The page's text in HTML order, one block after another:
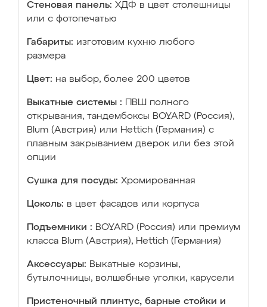
Стеновая панель: ХДФ в цвет столешницы
или с фотопечатью
Габариты: изготовим кухню любого
размера
Цвет: на выбор, более 200 цветов
Выкатные системы :
ПВШ полного
открывания, тандембоксы BOYARD (Россия),
Blum (Австрия) или Hettich (Германия) с
плавным закрыванием дверок или без этой
опции
Сушка для посуды: Хромированная
Цоколь: в цвет фасадов или корпуса
Подъемники : BOYARD (Россия) или премиум
класса Blum (Австрия), Hettich (Германия)
Аксессуары: Выкатные корзины,
бутылочницы, волшебные уголки, карусели
Пристеночный плинтус, барные стойки и